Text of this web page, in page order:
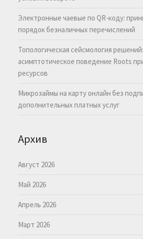
Электронные чаевые по QR-коду:
порядок безналичных перечислений
Топологическая сейсмология решений:
асимптотическое поведение Roots
ресурсов
Микрозаймы на карту онлайн без
дополнительных платных услуг
Архив
Август 2026
Май 2026
Апрель 2026
Март 2026